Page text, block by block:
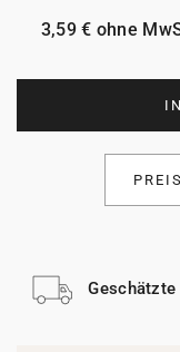
3,59 € ohne